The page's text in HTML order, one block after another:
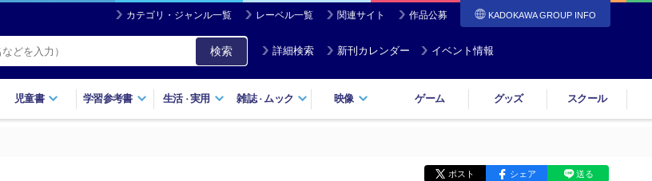
カテゴリ・ジャンル一覧 レーベル一覧 関連サイト 作品公募 KADOKAWA GROUP INFO
検索 詳細検索 新刊カレンダー イベント情報
児童書 学習参考書 生活・実用 雑誌・ ムック 映像 ゲーム グッズ スクール
ポスト シェア 送る